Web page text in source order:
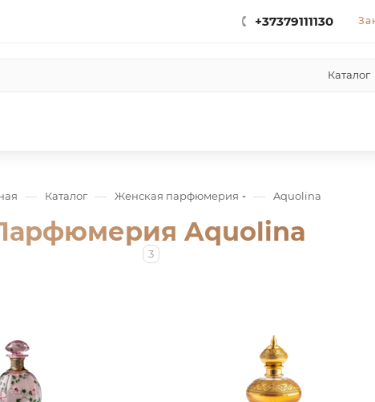
+37379111130
Каталог
— Каталог — Женская парфюмерия — Aquolina
Aquolina
3